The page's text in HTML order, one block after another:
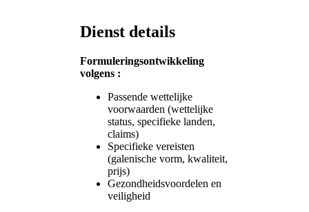
Dienst details
Formuleringsontwikkeling
volgens :
Passende wettelijke
voorwaarden (wettelijke
status, specifieke landen,
claims)
Specifieke vereisten
(galenische vorm, kwaliteit,
prijs)
Gezondheidsvoordelen en
veiligheid